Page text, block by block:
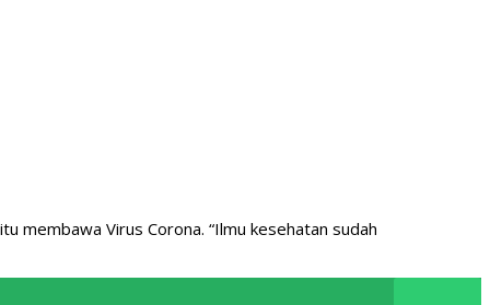
membawa Virus Corona. “Ilmu kesehatan sudah